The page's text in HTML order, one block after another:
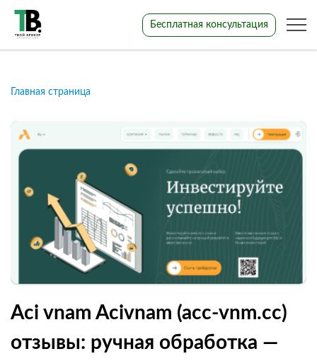
Бесплатная консультация
Главная страница
Aci vnam Acivnam (acc-vnm.cc)
отзывы: ручная обработка —